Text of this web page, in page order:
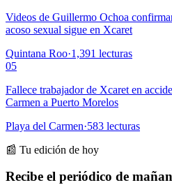
Videos de Guillermo Ochoa
acoso sexual sigue en Xcaret
Quintana Roo·1,391 lecturas
05
Fallece trabajador de Xcaret en
Carmen a Puerto Morelos
Playa del Carmen·583 lecturas
📰 Tu edición de hoy
Recibe el periódico de